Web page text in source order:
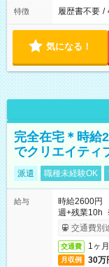
特徴 履歴書不要 /
気になる！
完全在宅＊時給
でクリエイティ
派遣 職種未経験OK
給与
時給2600円
週+残業10h
受取りサー
交通費別
交通費 1ヶ
月収例 30万